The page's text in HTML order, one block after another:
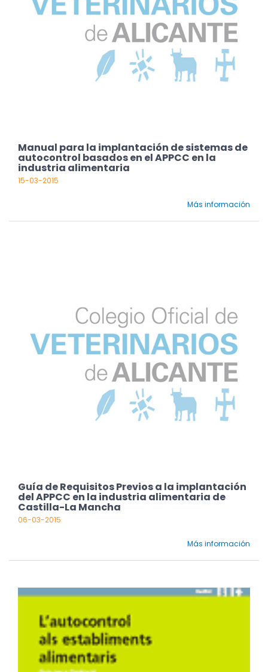
Manual para la implantación de sistemas de
autocontrol basados en el APPCC en la
industria alimentaria
15-03-2015
Más información
Guía de Requisitos Previos a la implantación
del APPCC en la industria alimentaria de
Castilla-La Mancha
06-03-2015
Más información